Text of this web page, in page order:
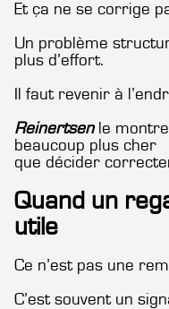
Et ça ne se corrige
Un problème
plus d’effort.
Il faut revenir à
Reinertsenle
beaucoup plus cher
que décider
Quand un
utile
Ce n’est pas une
C’est souvent un